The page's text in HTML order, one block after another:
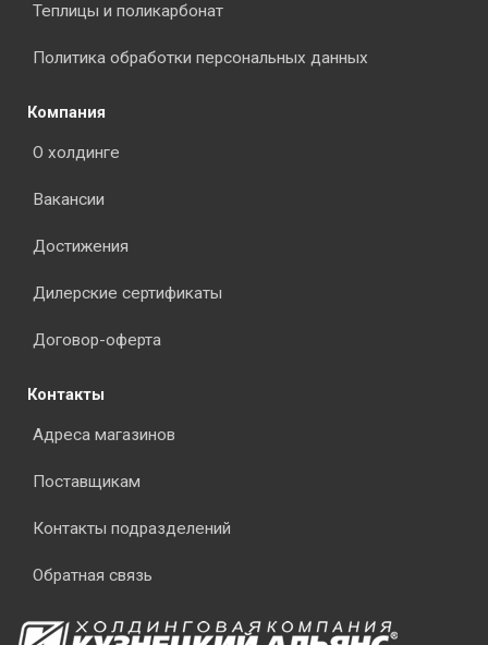
Теплицы и поликарбонат
Политика обработки персональных данных
Компания
О холдинге
Вакансии
Достижения
Дилерские сертификаты
Договор-оферта
Контакты
Адреса магазинов
Поставщикам
Контакты подразделений
Обратная связь